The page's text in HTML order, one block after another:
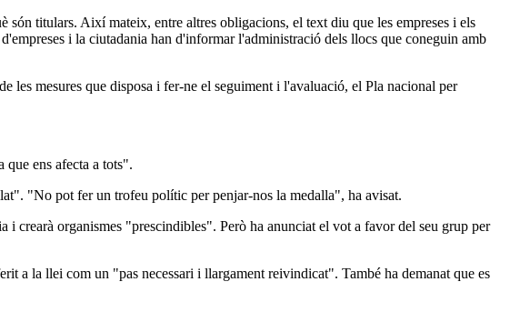
titulars. Així mateix, entre altres obligacions, el text diu que les empreses i els
i la ciutadania han d'informar l'administració dels llocs que coneguin amb
mesures que disposa i fer-ne el seguiment i l'avaluació, el Pla nacional per
ens afecta a tots".
"No pot fer un trofeu polític per penjar-nos la medalla", ha avisat.
crearà organismes "prescindibles". Però ha anunciat el vot a favor del seu grup per
a la llei com un "pas necessari i llargament reivindicat". També ha demanat que es